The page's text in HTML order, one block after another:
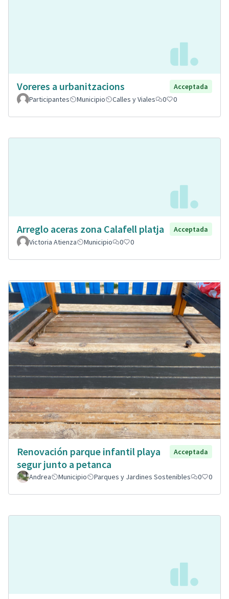
Voreres a urbanitzacions
Acceptada
Participantes
Municipio Calles y Viales 0 0
Arreglo aceras zona Calafell platja
Acceptada
Victoria Atienza
Municipio 0 0
Renovación parque infantil playa
segur junto a petanca
Acceptada
Andrea Municipio Parques y Jardines Sostenibles 0 0